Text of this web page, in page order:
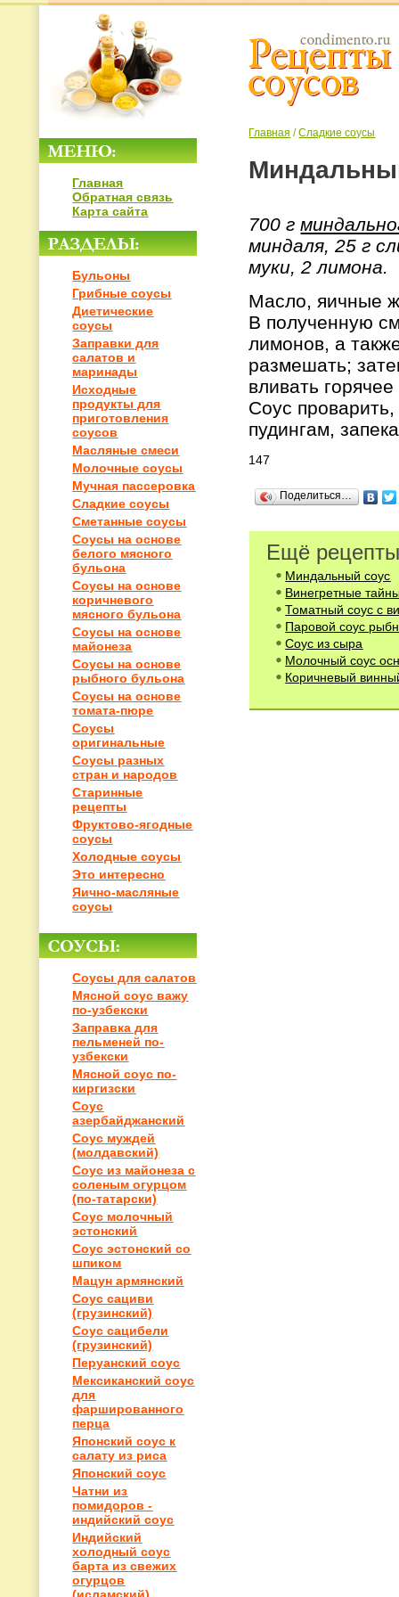
Главная
Обратная связь
Карта сайта
Бульоны
Грибные соусы
Диетические
соусы
Заправки для
салатов и
маринады
Исходные
продукты для
приготовления
соусов
Масляные смеси
Молочные соусы
Мучная пассеровка
Сладкие соусы
Сметанные соусы
Соусы на основе
белого мясного
бульона
Соусы на основе
коричневого
мясного бульона
Соусы на основе
майонеза
Соусы на основе
рыбного бульона
Соусы на основе
томата-пюре
Соусы
оригинальные
Соусы разных
стран и народов
Старинные
рецепты
Фруктово-ягодные
соусы
Холодные соусы
Это интересно
Яично-масляные
соусы
Соусы для салатов
Мясной соус важу
по-узбекски
Заправка для
пельменей по-
узбекски
Мясной соус по-
киргизски
Соус
азербайджанский
Соус муждей
(молдавский)
Соус из майонеза с
соленым огурцом
(по-татарски)
Соус молочный
эстонский
Соус эстонский со
шпиком
Мацун армянский
Соус сациви
(грузинский)
Соус сацибели
(грузинский)
Перуанский соус
Мексиканский соус
для
фаршированного
перца
Японский соус к
салату из риса
Японский соус
Чатни из
помидоров -
индийский соус
Индийский
холодный соус
барта из свежих
огурцов
Главная /Сладкие соусы
700 г
миндаля, 25 г
муки, 2 лимона.
Масло, яичные
В полученную
лимонов, а
размешать;
вливать
Соус
пудингам,
147
Поделиться…
Ещё
Миндальный соус
Винегретные
Томатный соус с
Паровой соус
Соус из сыра
Молочный соус
Коричневый